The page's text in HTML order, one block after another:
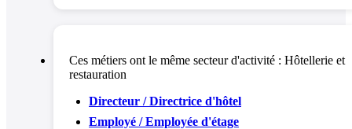
Ces métiers ont le même secteur d'activité : Hôtellerie et
restauration
Directeur / Directrice d'hôtel
Employé / Employée d'étage